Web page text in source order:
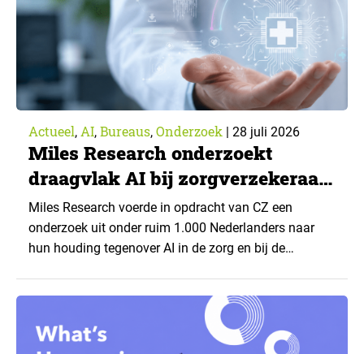
Actueel, AI, Bureaus, Onderzoek | 28 juli 2026
Miles Research onderzoekt
draagvlak AI bij zorgverzekeraar
CZ
Miles Research voerde in opdracht van CZ een
onderzoek uit onder ruim 1.000 Nederlanders naar
hun houding tegenover AI in de zorg en bij de
toepassingen, en waar trekken zij een grens? Dit
artikel is aangeleverd door kennispartner Miles
Research. ▼ De uitkomsten zijn…